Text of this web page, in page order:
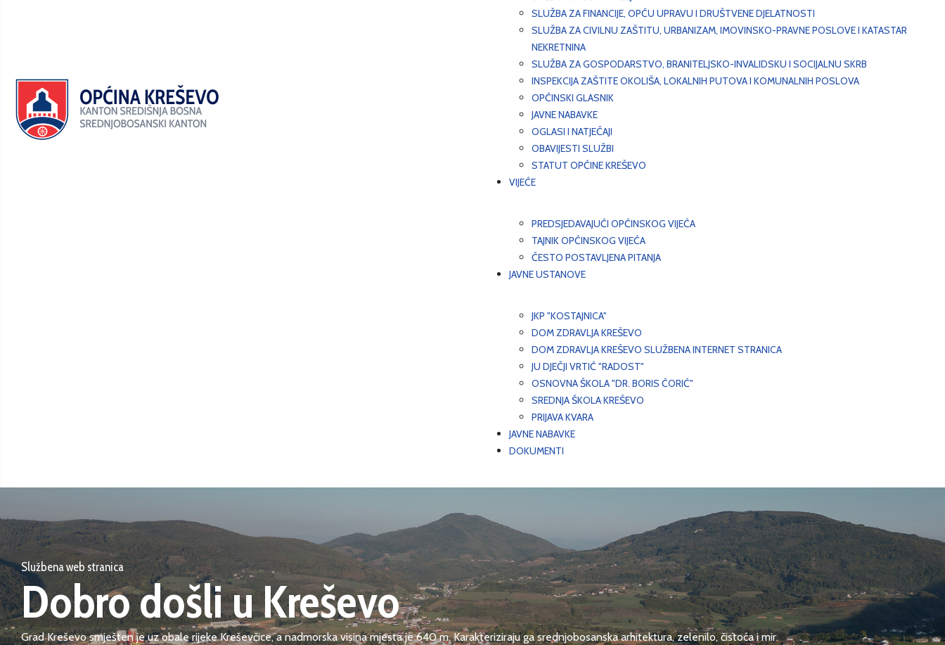
SLUŽBA ZA FINANCIJE, OPĆU UPRAVU I DRUŠTVENE DJELATNOSTI
SLUŽBA ZA CIVILNU ZAŠTITU, URBANIZAM, IMOVINSKO-PRAVNE POSLOVE I KATASTAR
NEKRETNINA
SLUŽBA ZA GOSPODARSTVO, BRANITELJSKO-INVALIDSKU I SOCIJALNU SKRB
INSPEKCIJA ZAŠTITE OKOLIŠA, LOKALNIH PUTOVA I KOMUNALNIH POSLOVA
OPĆINSKI GLASNIK
JAVNE NABAVKE
OGLASI I NATJEČAJI
OBAVIJESTI SLUŽBI
STATUT OPĆINE KREŠEVO
VIJEĆE
PREDSJEDAVAJUĆI OPĆINSKOG VIJEĆA
TAJNIK OPĆINSKOG VIJEĆA
ČESTO POSTAVLJENA PITANJA
JAVNE USTANOVE
JKP "KOSTAJNICA"
DOM ZDRAVLJA KREŠEVO
DOM ZDRAVLJA KREŠEVO SLUŽBENA INTERNET STRANICA
JU DJEČJI VRTIĆ "RADOST"
OSNOVNA ŠKOLA "DR. BORIS ĆORIĆ"
SREDNJA ŠKOLA KREŠEVO
PRIJAVA KVARA
JAVNE NABAVKE
DOKUMENTI
Službena web stranica
Dobro došli u Kreševo
Grad Kreševo smješten je uz obale rijeke Kreševčice, a nadmorska visina mjesta je 640 m. Karakteriziraju ga srednjobosanska arhitektura, zelenilo, čistoća i mir.